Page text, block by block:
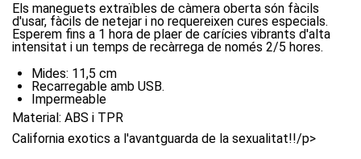
Els maneguets extraïbles de càmera oberta són fàcils
d'usar, fàcils de netejar i no requereixen cures especials.
Esperem fins a 1 hora de plaer de carícies vibrants d'alta
intensitat i un temps de recàrrega de només 2/5 hores.
Mides: 11,5 cm
Recarregable amb USB.
Impermeable
Material: ABS i TPR
California exotics a l'avantguarda de la sexualitat!!/p>